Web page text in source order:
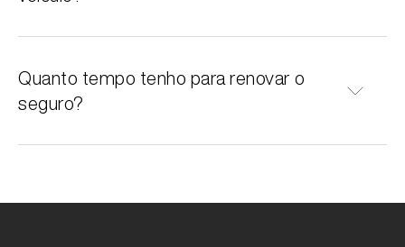
se a documentação está correta e ajuda a
O seguro entra em vigor às 0h da data indicada
na apólice. Em alguns casos, é necessário
começar.
Quanto tempo tenho para renovar o
seguro?
preciso renovar para manter a proteção. A